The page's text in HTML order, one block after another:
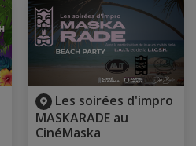
Les soirées d'impro
MASKARADE au
CinéMaska